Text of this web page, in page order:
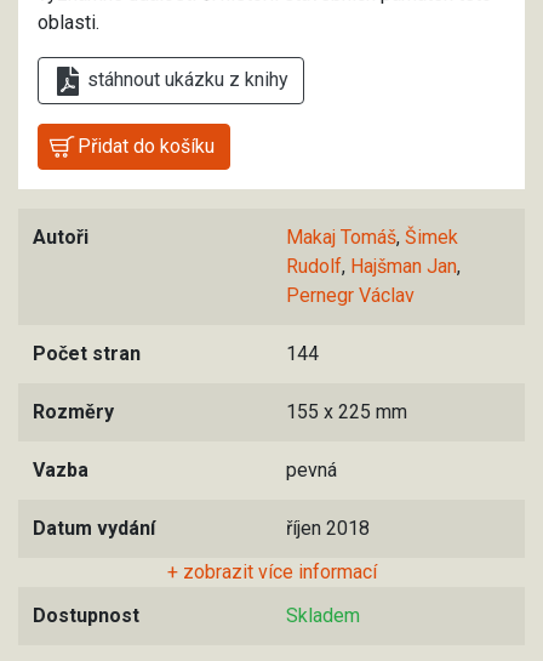
oblasti.
stáhnout ukázku z knihy
Autoři Makaj Tomáš, Šimek
Rudolf, Hajšman Jan,
Pernegr Václav
Počet stran 144
Rozměry 155 x 225 mm
Vazba pevná
Datum vydání
říjen 2018
+ zobrazit více informací
Dostupnost
Skladem